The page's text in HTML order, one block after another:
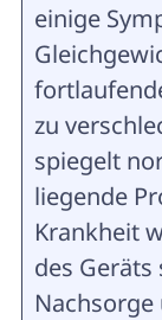
einige
zu
spiegelt
liegende
Krankheit
des Geräts